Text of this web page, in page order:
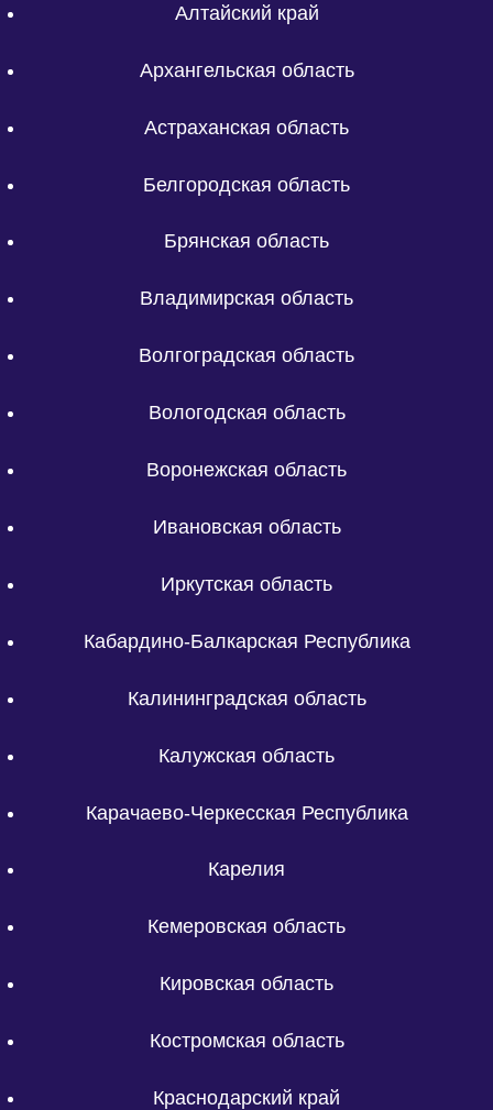
Алтайский край
Архангельская область
Астраханская область
Белгородская область
Брянская область
Владимирская область
Волгоградская область
Вологодская область
Воронежская область
Ивановская область
Иркутская область
Кабардино-Балкарская Республика
Калининградская область
Калужская область
Карачаево-Черкесская Республика
Карелия
Кемеровская область
Кировская область
Костромская область
Краснодарский край